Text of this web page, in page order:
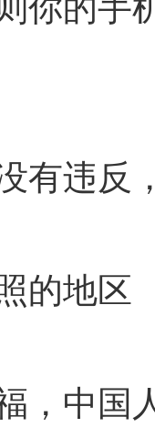
违反
的地区
中国